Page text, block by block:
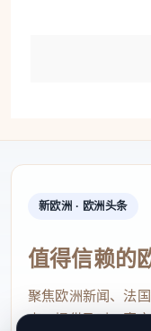
新欧洲 · 欧洲头条
值得信赖的
聚焦欧洲新闻、法
点，提供及时、真